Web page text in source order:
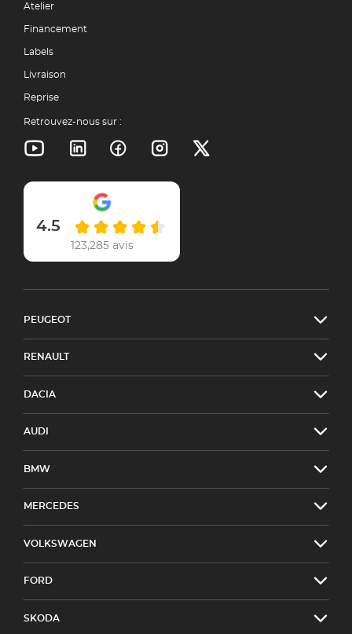
Atelier
Financement
Labels
Livraison
Reprise
Retrouvez-nous sur :
4.5
123,285 avis
PEUGEOT
RENAULT
DACIA
AUDI
BMW
MERCEDES
VOLKSWAGEN
FORD
SKODA